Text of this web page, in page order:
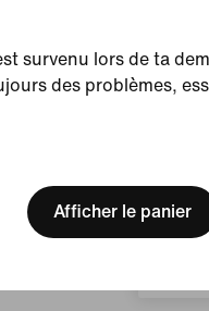
We
survenu lors de ta
des problèmes,
Afficher le panier